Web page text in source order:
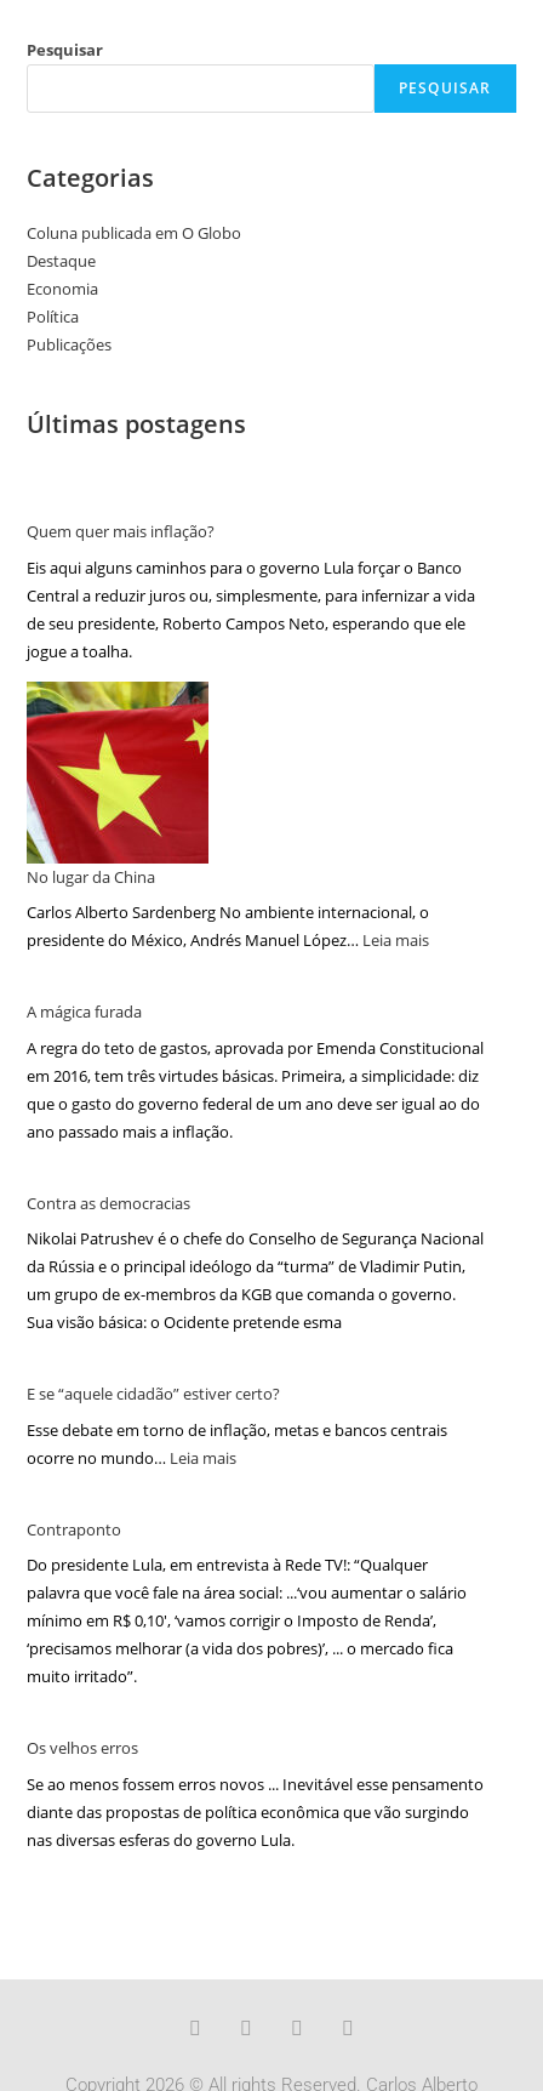
Pesquisar
PESQUISAR
Categorias
Coluna publicada em O Globo
Destaque
Economia
Política
Publicações
Últimas postagens
Quem quer mais inflação?
Eis aqui alguns caminhos para o governo Lula forçar o Banco
Central a reduzir juros ou, simplesmente, para infernizar a vida
de seu presidente, Roberto Campos Neto, esperando que ele
jogue a toalha.
No lugar da China
Carlos Alberto Sardenberg No ambiente internacional, o
presidente do México, Andrés Manuel López… Leia mais
A mágica furada
A regra do teto de gastos, aprovada por Emenda Constitucional
em 2016, tem três virtudes básicas. Primeira, a simplicidade: diz
que o gasto do governo federal de um ano deve ser igual ao do
ano passado mais a inflação.
Contra as democracias
Nikolai Patrushev é o chefe do Conselho de Segurança Nacional
da Rússia e o principal ideólogo da “turma” de Vladimir Putin,
um grupo de ex-membros da KGB que comanda o governo.
Sua visão básica: o Ocidente pretende esma
E se “aquele cidadão” estiver certo?
Esse debate em torno de inflação, metas e bancos centrais
ocorre no mundo… Leia mais
Contraponto
Do presidente Lula, em entrevista à Rede TV!: “Qualquer
palavra que você fale na área social: ...‘vou aumentar o salário
mínimo em R$ 0,10′, ‘vamos corrigir o Imposto de Renda’,
‘precisamos melhorar (a vida dos pobres)’, ... o mercado fica
muito irritado”.
Os velhos erros
Se ao menos fossem erros novos ... Inevitável esse pensamento
diante das propostas de política econômica que vão surgindo
nas diversas esferas do governo Lula.
Copyright 2026 © All rights Reserved. Carlos Alberto